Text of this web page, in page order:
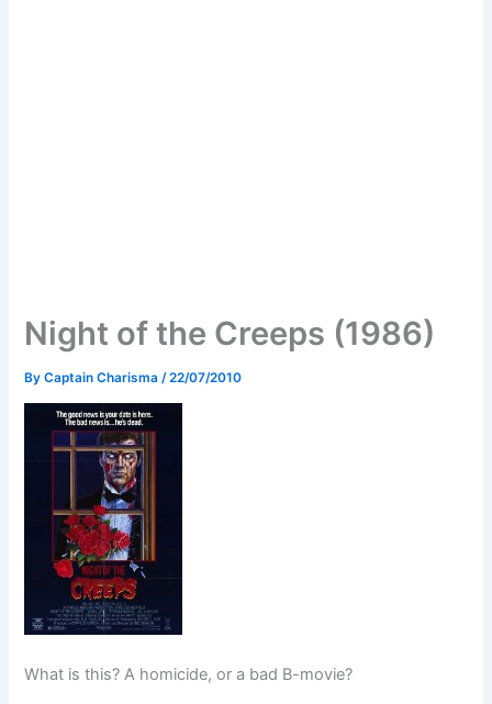
Night of the Creeps (1986)
ByCaptain Charisma /22/07/2010
What is this? A homicide, or a bad B-movie?